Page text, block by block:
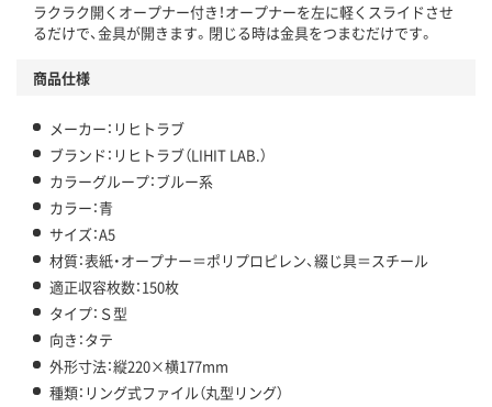
ラクラク開くオープナー付き！オープナーを左に軽くスライドさせ
るだけで、金具が開きます。閉じる時は金具をつまむだけです。
商品仕様
メーカー：リヒトラブ
ブランド：リヒトラブ（LIHIT LAB.）
カラーグループ：ブルー系
カラー：青
サイズ：A5
材質：表紙・オープナー＝ポリプロピレン、綴じ具＝スチール
適正収容枚数：150枚
タイプ：Ｓ型
向き：タテ
外形寸法：縦220×横177mm
種類：リング式ファイル（丸型リング）